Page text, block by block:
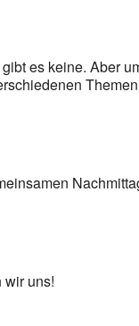
es keine. Aber
wir uns!